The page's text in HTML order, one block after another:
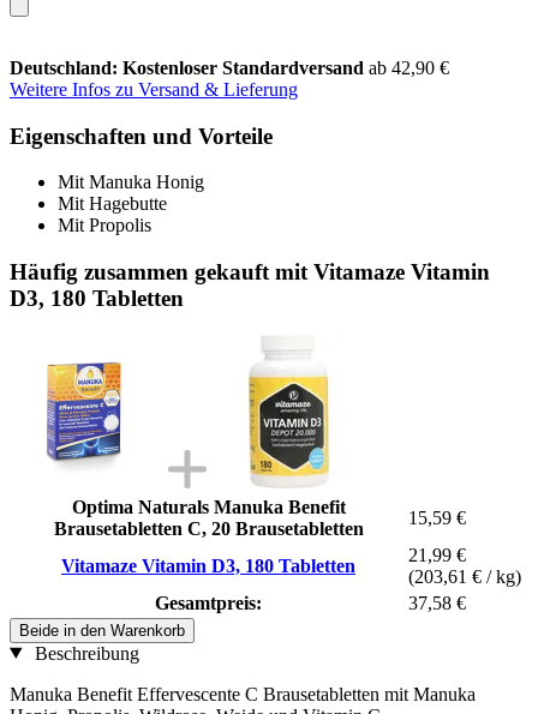
Deutschland: Kostenloser Standardversand ab 42,90 €
Weitere Infos zu Versand & Lieferung
Eigenschaften und Vorteile
Mit Manuka Honig
Mit Hagebutte
Mit Propolis
Häufig zusammen gekauft mit Vitamaze Vitamin
D3, 180 Tabletten
Optima Naturals Manuka Benefit
Brausetabletten C, 20 Brausetabletten
15,59 €
Vitamaze Vitamin D3, 180 Tabletten
21,99 €
(203,61 € / kg)
Gesamtpreis:
37,58 €
Beide in den Warenkorb
Beschreibung
Manuka Benefit Effervescente C Brausetabletten mit Manuka